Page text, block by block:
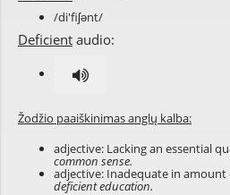
/di'fiʃənt/
Deficient audio:
Žodžio paaiškinimas anglų kalba:
adjective: Lacking an essential
common sense.
adjective: Inadequate in
deficient education.